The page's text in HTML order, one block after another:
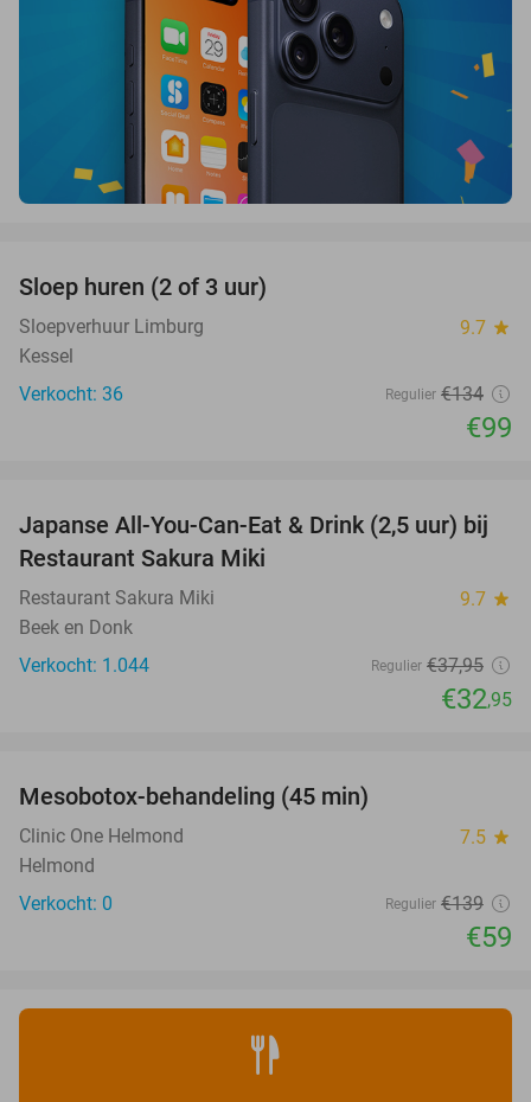
Sloep huren (2 of 3 uur)
Sloepverhuur Limburg 9.7 star
Kessel
Verkocht: 36
Regulier €134
€99
13%
Japanse All-You-Can-Eat & Drink (2,5 uur) bij
Restaurant Sakura Miki
Restaurant Sakura Miki 9.7 star
Beek en Donk
Verkocht: 1.044
Regulier €37,95
€32,95
TODAY
Mesobotox-behandeling (45 min)
Clinic One Helmond 7.5 star
Helmond
Verkocht: 0
Regulier €139
€59